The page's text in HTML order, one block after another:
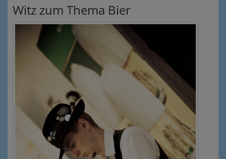
Witz zum Thema Bier